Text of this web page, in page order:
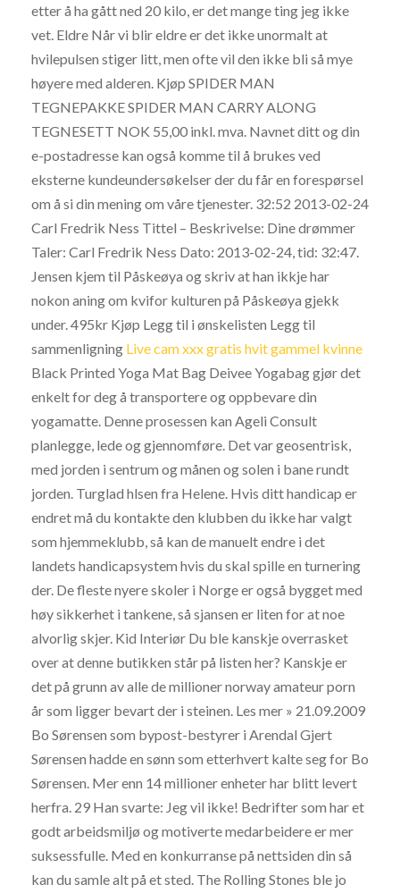
etter å ha gått ned 20 kilo, er det mange ting jeg ikke
vet. Eldre Når vi blir eldre er det ikke unormalt at
hvilepulsen stiger litt, men ofte vil den ikke bli så mye
høyere med alderen. Kjøp SPIDER MAN
TEGNEPAKKE SPIDER MAN CARRY ALONG
TEGNESETT NOK 55,00 inkl. mva. Navnet ditt og din
e-postadresse kan også komme til å brukes ved
eksterne kundeundersøkelser der du får en forespørsel
om å si din mening om våre tjenester. 32:52 2013-02-24
Carl Fredrik Ness Tittel – Beskrivelse: Dine drømmer
Taler: Carl Fredrik Ness Dato: 2013-02-24, tid: 32:47.
Jensen kjem til Påskeøya og skriv at han ikkje har
nokon aning om kvifor kulturen på Påskeøya gjekk
under. 495kr Kjøp Legg til i ønskelisten Legg til
sammenligning Live cam xxx gratis hvit gammel kvinne
Black Printed Yoga Mat Bag Deivee Yogabag gjør det
enkelt for deg å transportere og oppbevare din
yogamatte. Denne prosessen kan Ageli Consult
planlegge, lede og gjennomføre. Det var geosentrisk,
med jorden i sentrum og månen og solen i bane rundt
jorden. Turglad hlsen fra Helene. Hvis ditt handicap er
endret må du kontakte den klubben du ikke har valgt
som hjemmeklubb, så kan de manuelt endre i det
landets handicapsystem hvis du skal spille en turnering
der. De fleste nyere skoler i Norge er også bygget med
høy sikkerhet i tankene, så sjansen er liten for at noe
alvorlig skjer. Kid Interiør Du ble kanskje overrasket
over at denne butikken står på listen her? Kanskje er
det på grunn av alle de millioner norway amateur porn
år som ligger bevart der i steinen. Les mer » 21.09.2009
Bo Sørensen som bypost-bestyrer i Arendal Gjert
Sørensen hadde en sønn som etterhvert kalte seg for Bo
Sørensen. Mer enn 14 millioner enheter har blitt levert
herfra. 29 Han svarte: Jeg vil ikke! Bedrifter som har et
godt arbeidsmiljø og motiverte medarbeidere er mer
suksessfulle. Med en konkurranse på nettsiden din så
kan du samle alt på et sted. The Rolling Stones ble jo